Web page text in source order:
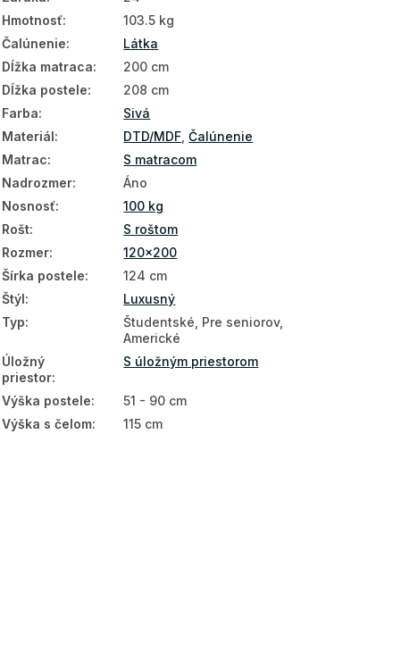
Hmotnosť:
103.5 kg
Čalúnenie:
Látka
Dĺžka matraca:
200 cm
Dĺžka postele:
208 cm
Farba:
Sivá
Materiál: DTD/MDF ,Čalúnenie
Matrac:
S matracom
Nadrozmer:
Áno
Nosnosť:
100 kg
Rošt:
S roštom
Rozmer:
120x200
Šírka postele:
124 cm
Štýl:
Luxusný
Typ:
Študentské, Pre seniorov,
Americké
Úložný
priestor:
S úložným priestorom
Výška postele:
51 - 90 cm
Výška s čelom: 115 cm